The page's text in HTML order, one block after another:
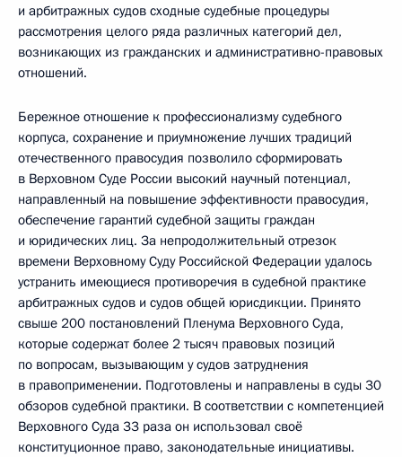
и арбитражных судов сходные судебные процедуры
рассмотрения целого ряда различных категорий дел,
возникающих из гражданских и административно-правовых
отношений.
Бережное отношение к профессионализму судебного
корпуса, сохранение и приумножение лучших традиций
отечественного правосудия позволило сформировать
в Верховном Суде России высокий научный потенциал,
направленный на повышение эффективности правосудия,
обеспечение гарантий судебной защиты граждан
и юридических лиц. За непродолжительный отрезок
времени Верховному Суду Российской Федерации удалось
устранить имеющиеся противоречия в судебной практике
арбитражных судов и судов общей юрисдикции. Принято
свыше 200 постановлений Пленума Верховного Суда,
которые содержат более 2 тысяч правовых позиций
по вопросам, вызывающим у судов затруднения
в правоприменении. Подготовлены и направлены в суды 30
обзоров судебной практики. В соответствии с компетенцией
Верховного Суда 33 раза он использовал своё
конституционное право, законодательные инициативы.